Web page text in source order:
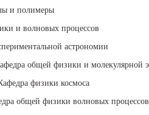
и полимеры
и волновых процессов
астрономии
общей физики и молекулярной
физики космоса
общей физики волновых процессов